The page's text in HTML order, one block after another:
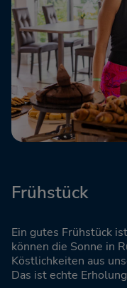
Frühstück
Ein gutes Frühstück
können die Sonne in
Köstlichkeiten aus
Das ist echte